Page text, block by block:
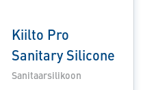
Kiilto Pro
Sanitary Silicone
Sanitaarsilikoon